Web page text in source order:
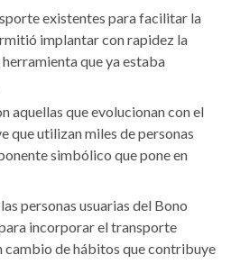
existentes para facilitar la
implantar con rapidez la
que ya estaba
aquellas que evolucionan con el
que utilizan miles de personas
simbólico que pone en
personas usuarias del Bono
incorporar el transporte
cambio de hábitos que contribuye